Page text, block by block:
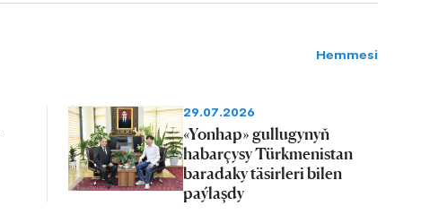
Hemmesi
29.07.2026
«Yonhap» gullugynyň
habarçysy Türkmenistan
baradaky täsirleri bilen
paýlaşdy